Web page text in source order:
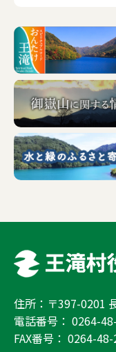
住所：〒397-0201
電話番号： 0264-
FAX番号： 0264-